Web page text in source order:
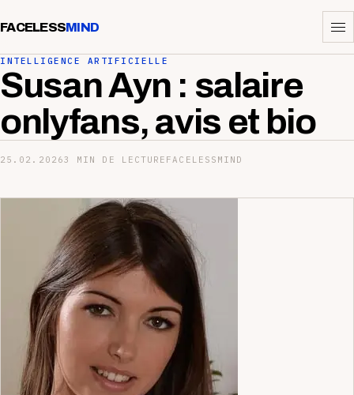
FACELESSMIND
INTELLIGENCE ARTIFICIELLE
Susan Ayn : salaire
onlyfans, avis et bio
25.02.20263 MIN DE LECTURE FACELESSMIND